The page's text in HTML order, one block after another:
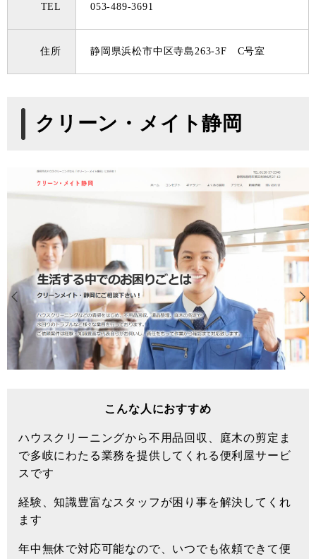
TEL 053-489-3691
住所 静岡県浜松市中区寺島263-3F C号室
クリーン・メイト静岡
こんな人におすすめ
ハウスクリーニングから不用品回収、庭木の剪定ま
で多岐にわたる業務を提供してくれる便利屋サービ
スです
経験、知識豊富なスタッフが困り事を解決してくれ
ます
年中無休で対応可能なので、いつでも依頼できて便